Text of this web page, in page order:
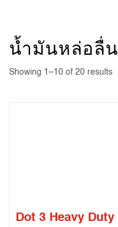
น้ำมันหล่อลื่น
Showing 1–10 of 20 results
Dot 3 Heavy Duty